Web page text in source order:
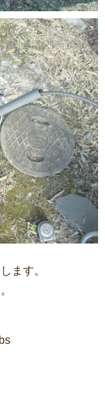
ます。